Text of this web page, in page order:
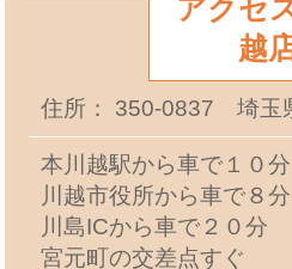
アクセ
越
住所： 350-0837 埼玉
本川越駅から車で１０分
川越市役所から車で８分
川島ICから車で２０分
宮元町の交差点すぐ